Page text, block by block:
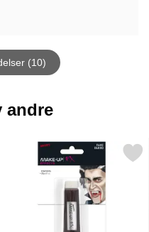
(10)
andre
som favoritt
Merk fake Blod på